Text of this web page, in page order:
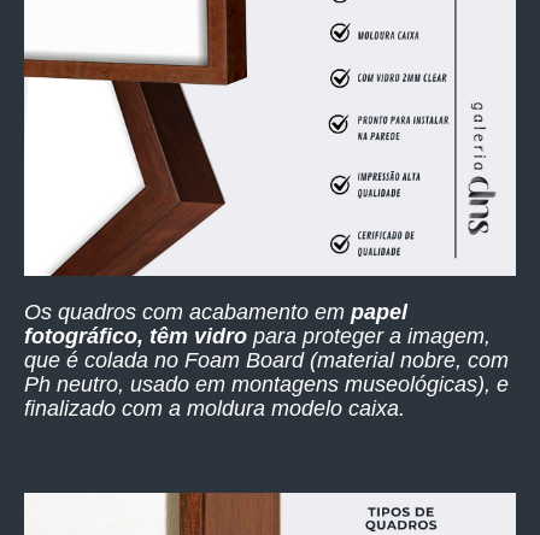
Os quadros com acabamento em papel
fotográfico, têm vidro para proteger a imagem,
que é colada no Foam Board (material nobre, com
Ph neutro, usado em montagens museológicas), e
finalizado com a moldura modelo caixa.